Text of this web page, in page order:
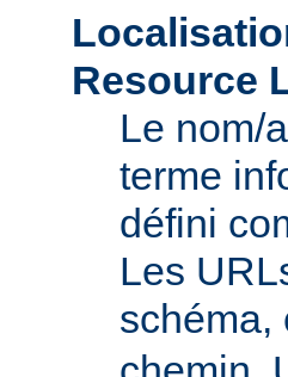
Resource
Le nom/
terme
défini
Les
schéma,